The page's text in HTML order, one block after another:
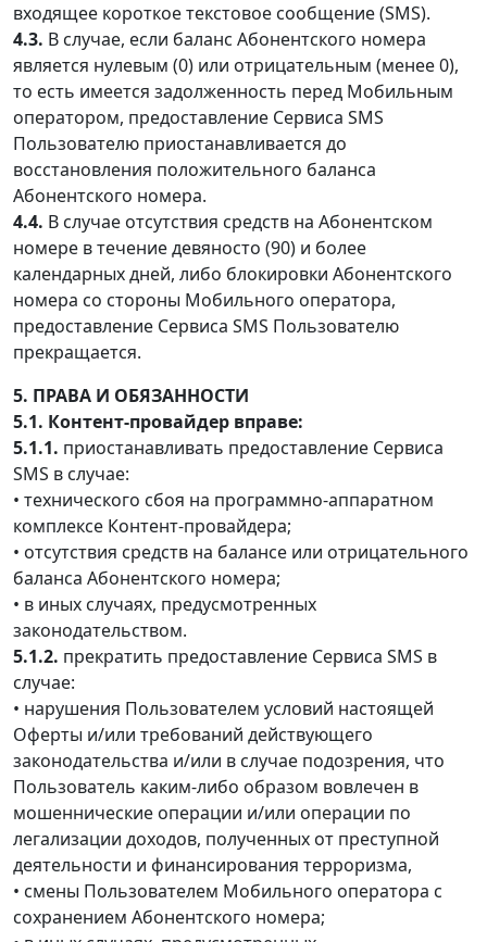
входящее короткое текстовое сообщение (SMS).
4.3. В случае, если баланс Абонентского номера
является нулевым (0) или отрицательным (менее 0),
то есть имеется задолженность перед Мобильным
оператором, предоставление Сервиса SMS
Пользователю приостанавливается до
восстановления положительного баланса
Абонентского номера.
4.4. В случае отсутствия средств на Абонентском
номере в течение девяносто (90) и более
календарных дней, либо блокировки Абонентского
номера со стороны Мобильного оператора,
предоставление Сервиса SMS Пользователю
прекращается.
5. ПРАВА И ОБЯЗАННОСТИ
5.1. Контент-провайдер вправе:
5.1.1. приостанавливать предоставление Сервиса
SMS в случае:
• технического сбоя на программно-аппаратном
комплексе Контент-провайдера;
• отсутствия средств на балансе или отрицательного
баланса Абонентского номера;
• в иных случаях, предусмотренных
законодательством.
5.1.2. прекратить предоставление Сервиса SMS в
случае:
• нарушения Пользователем условий настоящей
Оферты и/или требований действующего
законодательства и/или в случае подозрения, что
Пользователь каким-либо образом вовлечен в
мошеннические операции и/или операции по
легализации доходов, полученных от преступной
деятельности и финансирования терроризма,
• смены Пользователем Мобильного оператора с
сохранением Абонентского номера;